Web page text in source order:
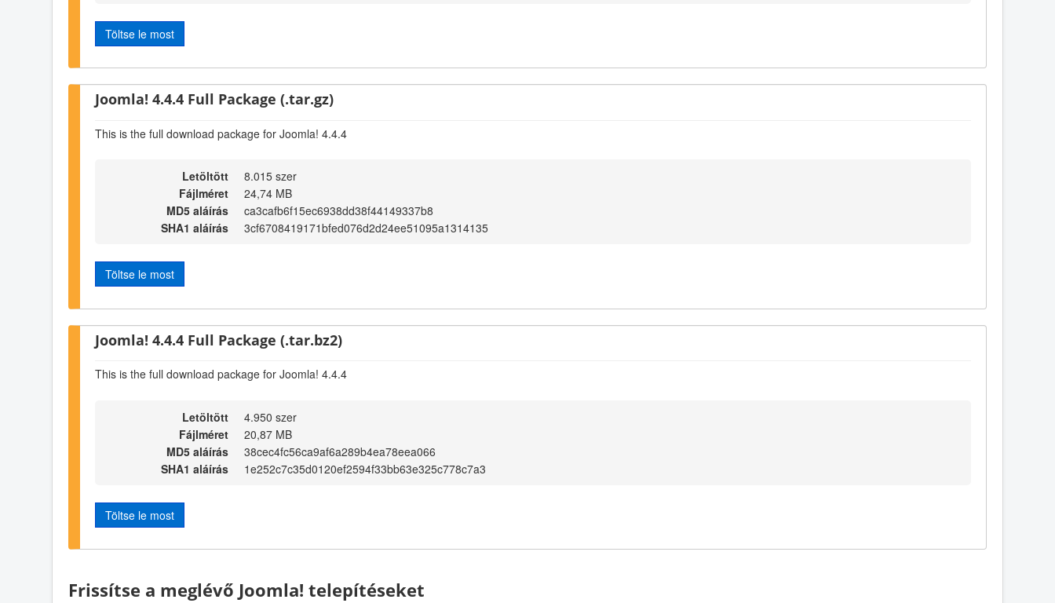
Töltse le most
Joomla! 4.4.4 Full Package (.tar.gz)
This is the full download package for Joomla! 4.4.4
Letöltött
8.015 szer
Fájlméret
24,74 MB
MD5 aláírás
ca3cafb6f15ec6938dd38f44149337b8
SHA1 aláírás
3cf6708419171bfed076d2d24ee51095a1314135
Töltse le most
Joomla! 4.4.4 Full Package (.tar.bz2)
This is the full download package for Joomla! 4.4.4
Letöltött
4.950 szer
Fájlméret
20,87 MB
MD5 aláírás
38cec4fc56ca9af6a289b4ea78eea066
SHA1 aláírás
1e252c7c35d0120ef2594f33bb63e325c778c7a3
Töltse le most
Frissítse a meglévő Joomla! telepítéseket